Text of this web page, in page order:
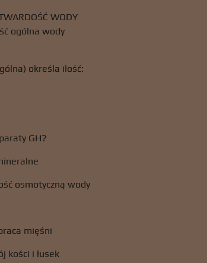
WODY
ogólna wody
określa ilość:
GH?
osmotyczną wody
mięśni
kości i łusek